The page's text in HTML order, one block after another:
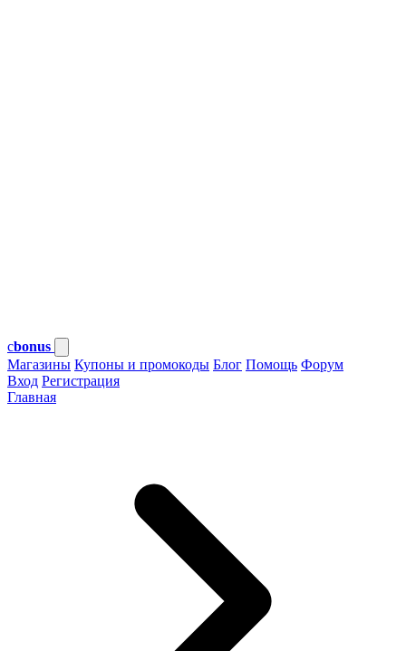
cbonus
Магазины Купоны и промокоды Блог Помощь Форум
Вход Регистрация
Главная